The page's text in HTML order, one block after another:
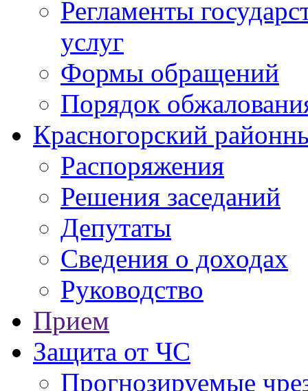
Регламенты
услуг
Формы обращений
Порядок
Красногорский
Распоряжения
Решения заседаний
Депутаты
Сведения о доходах
Руководство
Прием
Защита от ЧС
Прогнозируемые